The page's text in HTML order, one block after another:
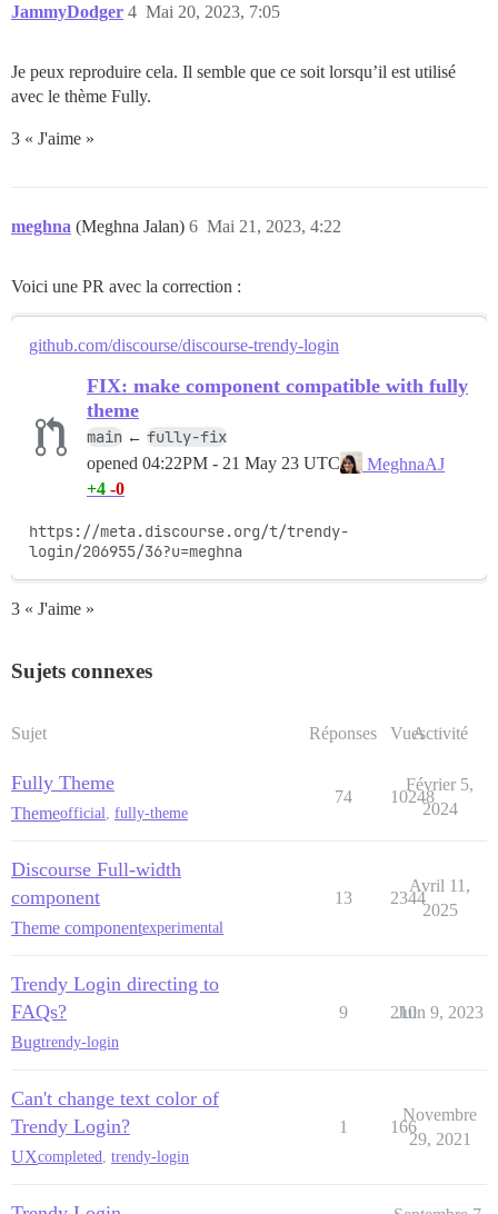
JammyDodger Mai 20, 2023, 7:05
4
Je peux reproduire cela. Il semble que ce soit lorsqu’il est utilisé
avec le thème Fully.
3 « J'aime »
meghna (Meghna Jalan) Mai 21, 2023, 4:22
6
Voici une PR avec la correction :
github.com/discourse/discourse-trendy-login
FIX: make component compatible with fully
theme
main ← fully-fix
opened 04:22PM - 21 May 23 UTC
MeghnaAJ
+4 -0
https://meta.discourse.org/t/trendy-
login/206955/36?u=meghna
3 « J'aime »
Sujets connexes
Sujet Réponses VuesActivité
Fully Theme
Themeofficial, fully-theme
74 10248
Février 5,
2024
Discourse Full-width
component
Theme componentexperimental
13 2344
Avril 11,
2025
Trendy Login directing to
FAQs?
Bugtrendy-login
9 210
Juin 9, 2023
Can't change text color of
Trendy Login?
UXcompleted, trendy-login
1 166
Novembre
29, 2021